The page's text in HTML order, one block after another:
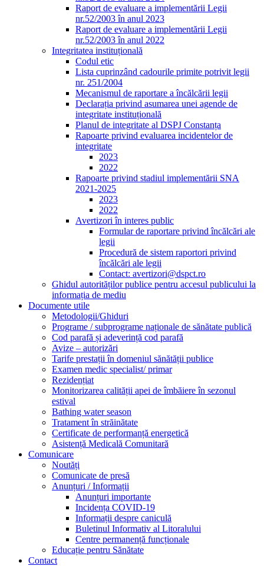
Raport de evaluare a implementării Legii
nr.52/2003 în anul 2023
Raport de evaluare a implementării Legii
nr.52/2003 în anul 2022
Integritatea instituțională
Codul etic
Lista cuprinzând cadourile primite potrivit legii
nr. 251/2004
Mecanismul de raportare a încălcării legii
Declarația privind asumarea unei agende de
integritate instituțională
Planul de integritate al DSPJ Constanța
Rapoarte privind evaluarea incidentelor de
integritate
2023
2022
Rapoarte privind stadiul implementării SNA
2021-2025
2023
2022
Avertizori în interes public
Formular de raportare privind încălcări ale
legii
Procedură de sistem raportori privind
încălcări ale legii
Contact: avertizori@dspct.ro
Ghidul autorităților publice pentru accesul publicului la
informația de mediu
Documente utile
Metodologii/Ghiduri
Programe / subprograme naționale de sănătate publică
Cod parafă și adeverință cod parafă
Avize – autorizări
Tarife prestații în domeniul sănătății publice
Examen medic specialist/ primar
Rezidențiat
Monitorizarea calității apei de îmbăiere în sezonul
estival
Bathing water season
Tratament în străinătate
Certificate de performanță energetică
Asistență Medicală Comunitară
Comunicare
Noutăți
Comunicate de presă
Anunțuri / Informații
Anunțuri importante
Incidența COVID-19
Informații despre caniculă
Buletinul Informativ al Litoralului
Centre permanență funcționale
Educație pentru Sănătate
Contact